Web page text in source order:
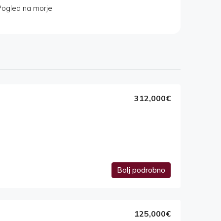
na morje
312,000€
Bolj podrobno
125,000€